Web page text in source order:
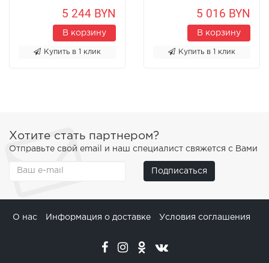
5 244 BYN
В корзину
Купить в 1 клик
5 016 BYN
В корзину
Купить в 1 клик
Хотите стать партнером?
Отправьте свой email и наш специалист свяжется с Вами
Подписаться
О нас Информация о доставке Условия соглашения